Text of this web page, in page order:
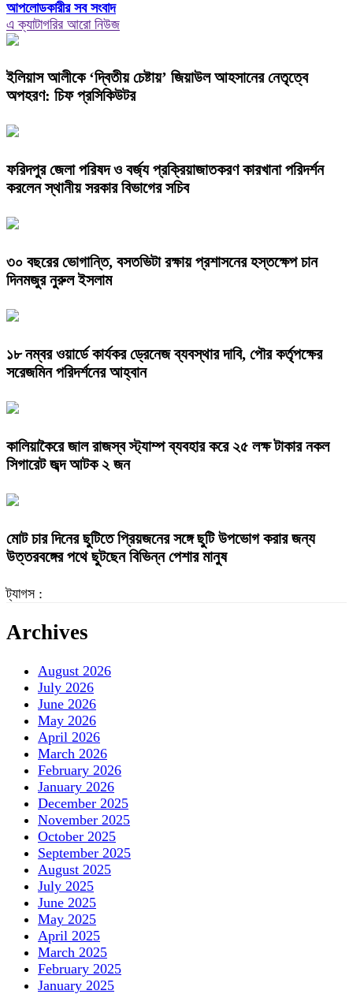
আপলোডকারীর সব সংবাদ
এ ক্যাটাগরির আরো নিউজ
ইলিয়াস আলীকে ‘দ্বিতীয় চেষ্টায়’ জিয়াউল আহসানের নেতৃত্বে
অপহরণ: চিফ প্রসিকিউটর
ফরিদপুর জেলা পরিষদ ও বর্জ্য প্রক্রিয়াজাতকরণ কারখানা পরিদর্শন
করলেন স্থানীয় সরকার বিভাগের সচিব
৩০ বছরের ভোগান্তি, বসতভিটা রক্ষায় প্রশাসনের হস্তক্ষেপ চান
দিনমজুর নুরুল ইসলাম
১৮ নম্বর ওয়ার্ডে কার্যকর ড্রেনেজ ব্যবস্থার দাবি, পৌর কর্তৃপক্ষের
সরেজমিন পরিদর্শনের আহ্বান
কালিয়াকৈরে জাল রাজস্ব স্ট্যাম্প ব্যবহার করে ২৫ লক্ষ টাকার নকল
সিগারেট জব্দ আটক ২ জন
মোট চার দিনের ছুটিতে প্রিয়জনের সঙ্গে ছুটি উপভোগ করার জন্য
উত্তরবঙ্গের পথে ছুটছেন বিভিন্ন পেশার মানুষ
ট্যাগস :
Archives
August 2026
July 2026
June 2026
May 2026
April 2026
March 2026
February 2026
January 2026
December 2025
November 2025
October 2025
September 2025
August 2025
July 2025
June 2025
May 2025
April 2025
March 2025
February 2025
January 2025